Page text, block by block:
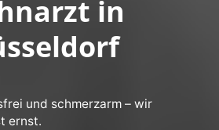
in
und schmerzarm – wir
ernst.